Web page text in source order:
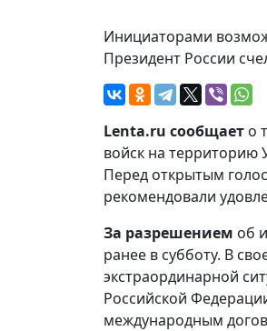
Инициаторами
Президент России
Lenta.ru сообщает о
войск на территорию
Перед открытым
рекомендовали
За разрешением об
ранее в субботу. В
экстраординарной
Российской
международным